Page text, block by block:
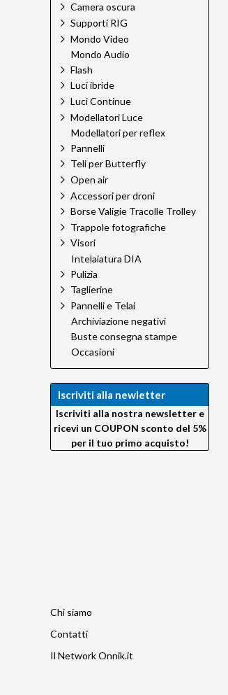
Kaiser Pro
Kodak
Laowa Cine Pro
Laowa Venus Optics
Lee Filters
Leica Sport Optics
LensGo
Lume Cube
Mamiya
Mamiya Leaf
Manfrotto
Mediajet
Megadap
Meking
Miggo
Multiblitz
Novoflex
Novoflex Pro
Omnicharge
Quantum
Rodenstock
Rodenstock Filtri
Silvestri
Sun Bounce
Sun Sniper
Talos by Silvestri
Techart PRO
Camera oscura
Supporti RIG
Mondo Video
Mondo Audio
Flash
Luci ibride
Luci Continue
Modellatori Luce
Modellatori per reflex
Pannelli
Teli per Butterfly
Open air
Accessori per droni
Borse Valigie Tracolle Trolley
Trappole fotografiche
Visori
Intelaiatura DIA
Pulizia
Taglierine
Pannelli e Telai
Archiviazione negativi
Buste consegna stampe
Occasioni
Iscriviti alla newletter
Iscriviti alla nostra newsletter e
ricevi un COUPON sconto del 5%
per il tuo primo acquisto!
Chi siamo
Contatti
Il Network Onnik.it